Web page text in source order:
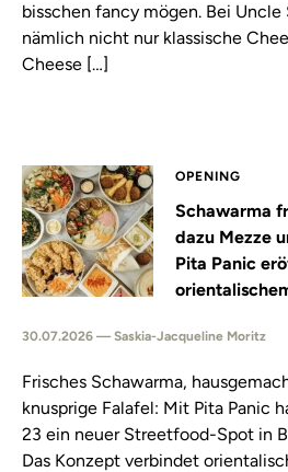
bisschen fancy mögen. Bei
nämlich nicht nur klassische
Cheese […]
OPENING
Schawarma
dazu Mezze
Pita Panic
30.07.2026 — Saskia-Jacqueline Moritz
Frisches Schawarma,
knusprige Falafel: Mit Pita Panic
23 ein neuer Streetfood-Spot in
Das Konzept verbindet